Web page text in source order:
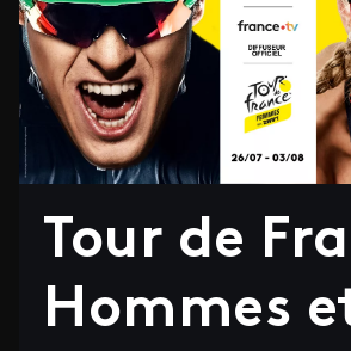
Tour de
Hommes